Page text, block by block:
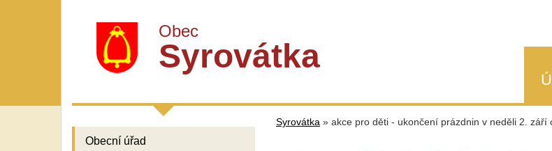
Obec
Syrovátka
Obecní úřad
Syrovátka » akce pro děti - ukončení prázdnin v neděli 2. září